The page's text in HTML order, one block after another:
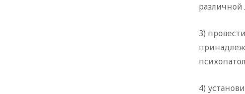
различной
3)
4)